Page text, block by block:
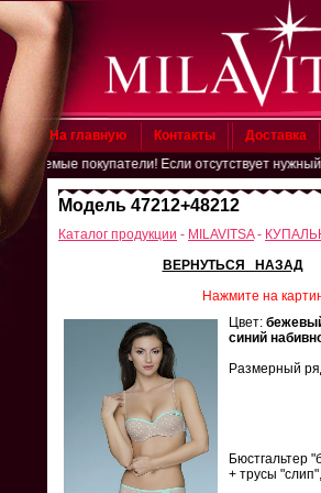
На главную Контакты Доставка
покупатели! Если отсутствует нужный
Модель 47212+48212
Каталог продукции - MILAVITSA-
ВЕРНУТЬСЯ НАЗАД
Нажмите на
Цвет:
синий
Размерный
Бюстгальтер
+ трусы